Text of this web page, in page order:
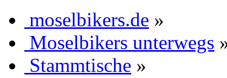
moselbikers.de »
Moselbikers unterwegs
Stammtische »